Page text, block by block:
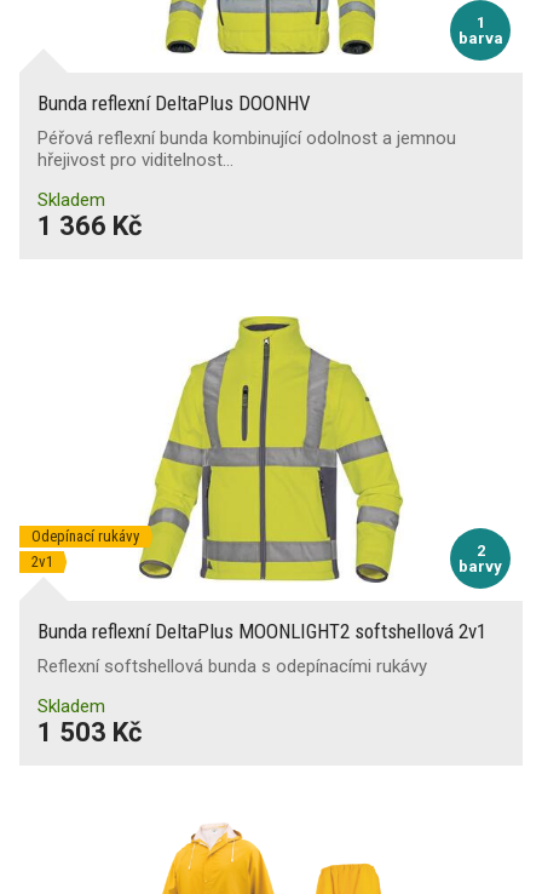
1
barva
Bunda reflexní DeltaPlus DOONHV
Péřová reflexní bunda kombinující odolnost a jemnou
hřejivost pro viditelnost…
Skladem
1 366 Kč
2
barvy
Odepínací rukávy
2v1
Bunda reflexní DeltaPlus MOONLIGHT2 softshellová 2v1
Reflexní softshellová bunda s odepínacími rukávy
Skladem
1 503 Kč